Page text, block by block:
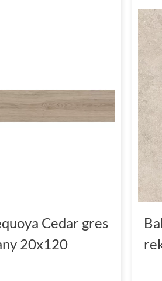
Cedar gres
20x120